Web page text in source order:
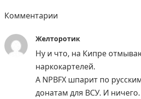
Комментарии
Желторотик
Ну и что, на Кипре
наркокартелей.
А NPBFX шпарит по
донатам для ВСУ. И ничего.